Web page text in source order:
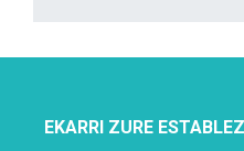
EKARRI ZURE